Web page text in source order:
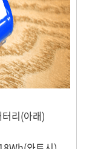
리(아래)